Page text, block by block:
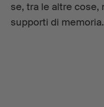
se, tra le altre cose,
supporti di memoria.